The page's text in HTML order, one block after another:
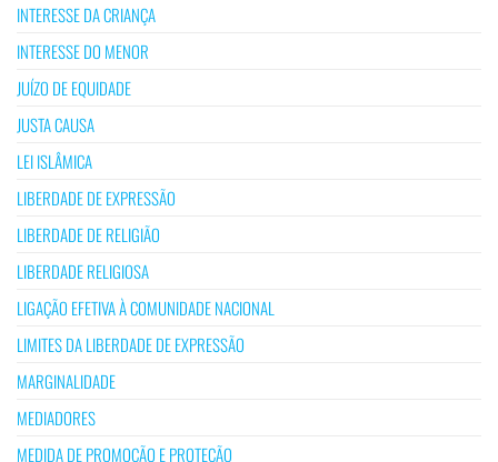
INTERESSE DA CRIANÇA
INTERESSE DO MENOR
JUÍZO DE EQUIDADE
JUSTA CAUSA
LEI ISLÂMICA
LIBERDADE DE EXPRESSÃO
LIBERDADE DE RELIGIÃO
LIBERDADE RELIGIOSA
LIGAÇÃO EFETIVA À COMUNIDADE NACIONAL
LIMITES DA LIBERDADE DE EXPRESSÃO
MARGINALIDADE
MEDIADORES
MEDIDA DE PROMOÇÃO E PROTEÇÃO